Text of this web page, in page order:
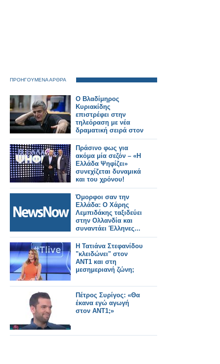
ΠΡΟΗΓΟΥΜΕΝΑ ΑΡΘΡΑ
Ο Βλαδίμηρος
Κυριακίδης
επιστρέφει στην
τηλεόραση με νέα
δραματική σειρά στον
ALPHA
Πράσινο φως για
ακόμα μία σεζόν – «Η
Ελλάδα Ψηφίζει»
συνεχίζεται δυναμικά
και του χρόνου!
Όμορφοι σαν την
Ελλάδα: Ο Χάρης
Λεμπιδάκης ταξιδεύει
στην Ολλανδία και
συναντάει Έλληνες...
Η Τατιάνα Στεφανίδου
"κλειδώνει" στον
ΑΝΤ1 και στη
μεσημεριανή ζώνη;
Πέτρος Συρίγος: «Θα
έκανα εγώ αγωγή
στον ΑΝΤ1;»